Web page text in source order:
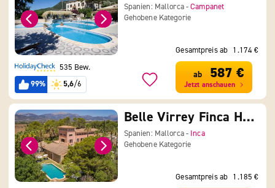
Spanien: Mallorca -Campanet
Gehobene Kategorie
535 Bew.
99%
5,6/6
Gesamtpreis ab 1.174 €
ab 587 €
Jetzt anschauen
Belle Virrey Finca Hotel
Spanien: Mallorca - Inca
Gehobene Kategorie
Gesamtpreis ab 1.185 €